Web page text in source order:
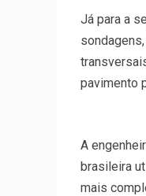
Já para a
pavimento
A
brasileira
mais